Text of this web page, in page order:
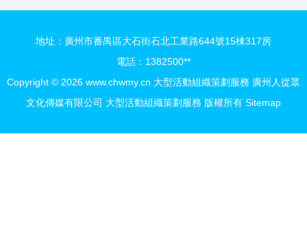
地址：廣州市番禺區大石街石北工業路644號15棟317房
電話：1382500**
Copyright © 2026 www.chwmy.cn 大型活動組織策劃服務 廣州人從眾
文化傳媒有限公司 大型活動組織策劃服務 版權所有 Sitemap